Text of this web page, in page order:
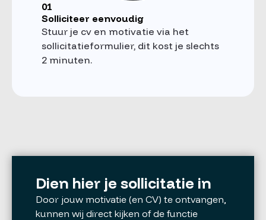
01
Solliciteer eenvoudig
Stuur je cv en motivatie via het
sollicitatieformulier, dit kost je slechts
2 minuten.
Dien hier je sollicitatie in
Door jouw motivatie (en CV) te ontvangen,
kunnen wij direct kijken of de functie